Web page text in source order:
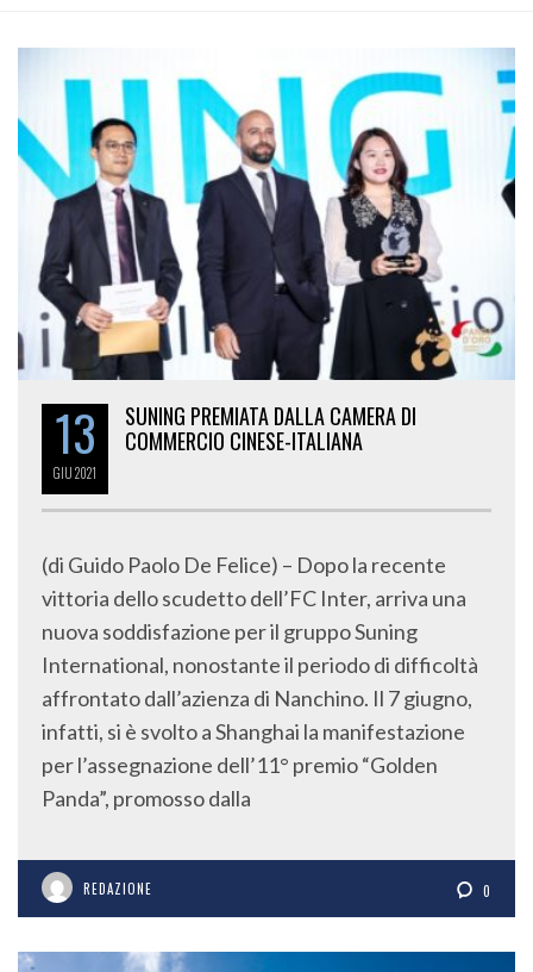
13
GIU2021
SUNING PREMIATA DALLA CAMERA DI
COMMERCIO CINESE-ITALIANA
(di Guido Paolo De Felice) – Dopo la recente
vittoria dello scudetto dell’FC Inter, arriva una
nuova soddisfazione per il gruppo Suning
International, nonostante il periodo di difficoltà
affrontato dall’azienza di Nanchino. Il 7 giugno,
infatti, si è svolto a Shanghai la manifestazione
per l’assegnazione dell’11° premio “Golden
Panda”, promosso dalla
REDAZIONE 0